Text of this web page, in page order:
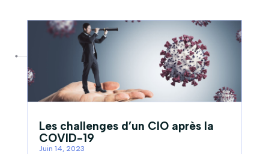
Les challenges d’un CIO après la
COVID-19
Juin 14, 2023